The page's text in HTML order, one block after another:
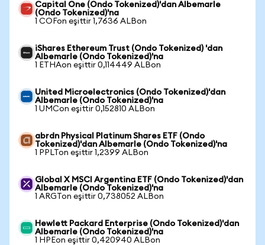
Capital One (Ondo Tokenized)'dan Albemarle
(Ondo Tokenized)'na
1 COFon eşittir 1,7636 ALBon
iShares Ethereum Trust (Ondo Tokenized) 'dan
Albemarle (Ondo Tokenized)'na
1 ETHAon eşittir 0,114449 ALBon
United Microelectronics (Ondo Tokenized)'dan
Albemarle (Ondo Tokenized)'na
1 UMCon eşittir 0,152810 ALBon
abrdn Physical Platinum Shares ETF (Ondo
Tokenized)'dan Albemarle (Ondo Tokenized)'na
1 PPLTon eşittir 1,2399 ALBon
Global X MSCI Argentina ETF (Ondo Tokenized)'dan
Albemarle (Ondo Tokenized)'na
1 ARGTon eşittir 0,738052 ALBon
Hewlett Packard Enterprise (Ondo Tokenized)'dan
Albemarle (Ondo Tokenized)'na
1 HPEon eşittir 0,420940 ALBon